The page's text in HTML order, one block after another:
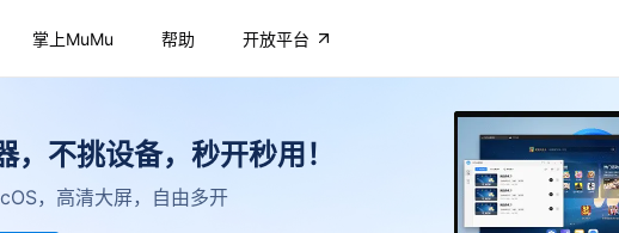
掌上MuMu 帮助 开放平台
不挑设备，秒开秒用！
，高清大屏，自由多开